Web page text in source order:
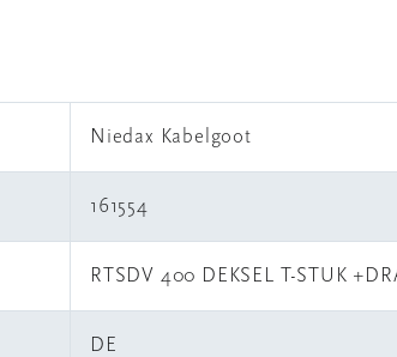
Niedax Kabelgoot
161554
RTSDV 400 DEKSEL T-STUK
DE